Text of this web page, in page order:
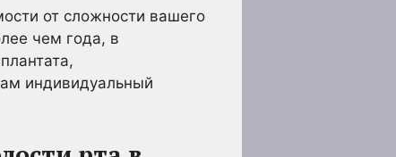
от сложности вашего
чем года, в
индивидуальный